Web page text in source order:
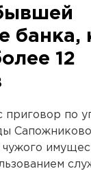
банка,
12
приговор по